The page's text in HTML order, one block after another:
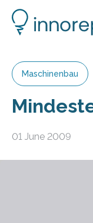
Maschinenbau
01 June 2009